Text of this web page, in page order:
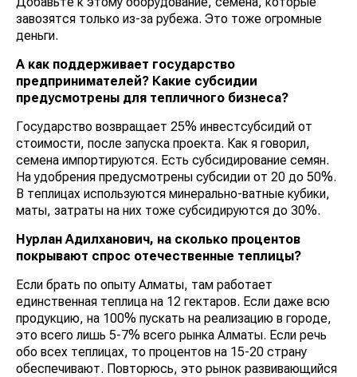
завозятся только из-за рубежа. Это тоже огромные
деньги.
А как поддерживает государство
предпринимателей? Какие субсидии
предусмотрены для тепличного бизнеса?
Государство возвращает 25% инвестсубсидий от
стоимости, после запуска проекта. Как я говорил,
семена импортируются. Есть субсидирование семян.
На удобрения предусмотрены субсидии от 20 до 50%.
В теплицах используются минерально-ватные кубики,
маты, затраты на них тоже субсидируются до 30%.
Нурлан Адилханович, на сколько процентов
покрывают спрос отечественные теплицы?
Если брать по опыту Алматы, там работает
единственная теплица на 12 гектаров. Если даже всю
продукцию, на 100% пускать на реализацию в городе,
это всего лишь 5-7% всего рынка Алматы. Если речь
обо всех теплицах, то процентов на 15-20 страну
обеспечивают. Повторюсь, это рынок развивающийся